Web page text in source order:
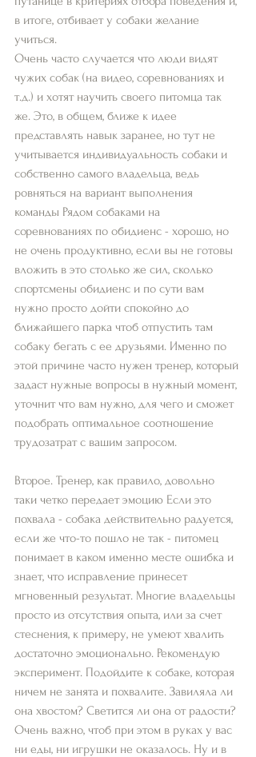
в итоге, отбивает у собаки желание
учиться.
Очень часто случается что люди видят
чужих собак (на видео, соревнованиях и
т.д.) и хотят научить своего питомца так
же. Это, в общем, ближе к идее
представлять навык заранее, но тут не
учитывается индивидуальность собаки и
собственно самого владельца, ведь
ровняться на вариант выполнения
команды Рядом собаками на
соревнованиях по обидиенс - хорошо, но
не очень продуктивно, если вы не готовы
вложить в это столько же сил, сколько
спортсмены обидиенс и по сути вам
нужно просто дойти спокойно до
ближайшего парка чтоб отпустить там
собаку бегать с ее друзьями. Именно по
этой причине часто нужен тренер, который
задаст нужные вопросы в нужный момент,
уточнит что вам нужно, для чего и сможет
подобрать оптимальное соотношение
трудозатрат с вашим запросом.
Второе. Тренер, как правило, довольно
таки четко передает эмоцию Если это
похвала - собака действительно радуется,
если же что-то пошло не так - питомец
понимает в каком именно месте ошибка и
знает, что исправление принесет
мгновенный результат. Многие владельцы
просто из отсутствия опыта, или за счет
стеснения, к примеру, не умеют хвалить
достаточно эмоционально. Рекомендую
эксперимент. Подойдите к собаке, которая
ничем не занята и похвалите. Завиляла ли
она хвостом? Светится ли она от радости?
Очень важно, чтоб при этом в руках у вас
ни еды, ни игрушки не оказалось. Ну и в